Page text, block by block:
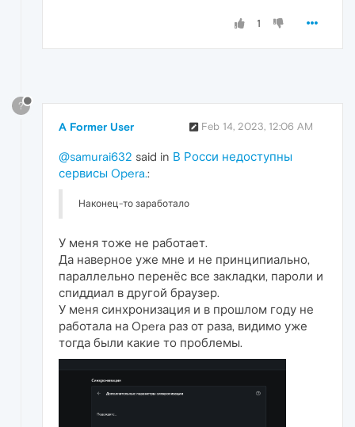
1
?
A Former User Feb 14, 2023, 12:06 AM
@samurai632 said in В Росси недоступны
сервисы Opera.:
Наконец-то заработало
У меня тоже не работает.
Да наверное уже мне и не принципиально,
параллельно перенёс все закладки, пароли и
спиддиал в другой браузер.
У меня синхронизация и в прошлом году не
работала на Opera раз от раза, видимо уже
тогда были какие то проблемы.